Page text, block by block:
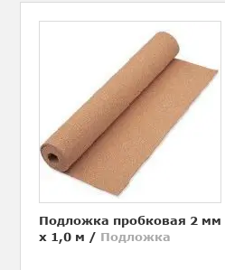
Подложка пробковая 2 мм
х 1,0 м / Подложка